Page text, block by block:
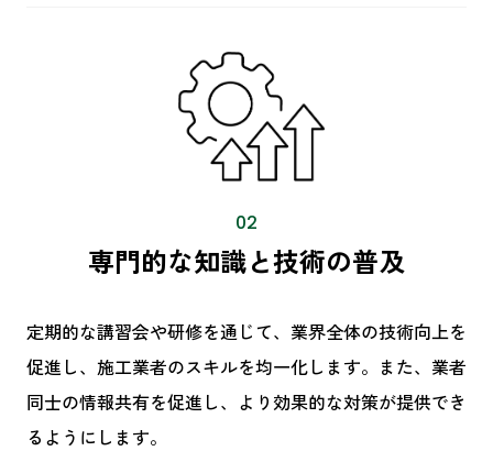
02
専門的な知識と技術の普及
定期的な講習会や研修を通じて、業界全体の技術向上を
促進し、施工業者のスキルを均一化します。また、業者
同士の情報共有を促進し、より効果的な対策が提供でき
るようにします。